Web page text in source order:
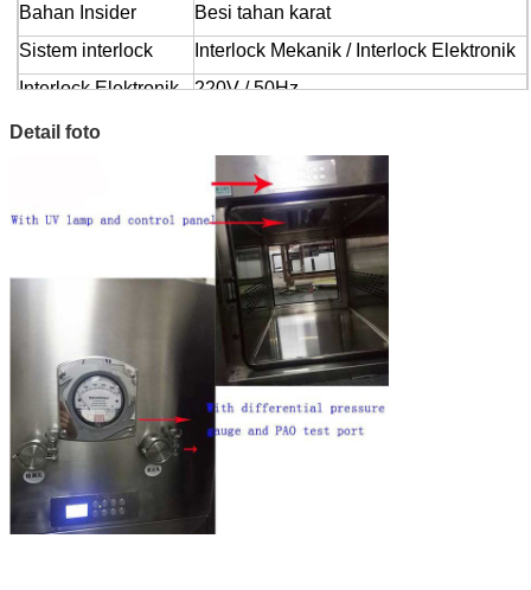
Bahan Insider
Besi tahan karat
Sistem interlock
Interlock Mekanik / Interlock Elektronik
Interlock Elektronik
Sinar UV Power
220V / 50Hz
Detail foto